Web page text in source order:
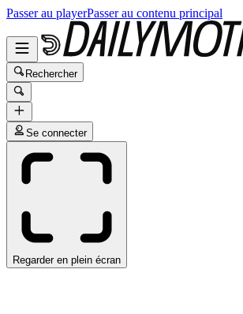
Passer au playerPasser au contenu principal
Rechercher
Se connecter
Regarder en plein écran